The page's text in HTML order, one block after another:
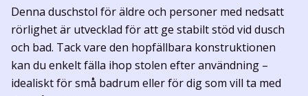
Denna duschstol för äldre och personer med nedsatt
rörlighet är utvecklad för att ge stabilt stöd vid dusch
och bad. Tack vare den hopfällbara konstruktionen
kan du enkelt fälla ihop stolen efter användning –
idealiskt för små badrum eller för dig som vill ta med